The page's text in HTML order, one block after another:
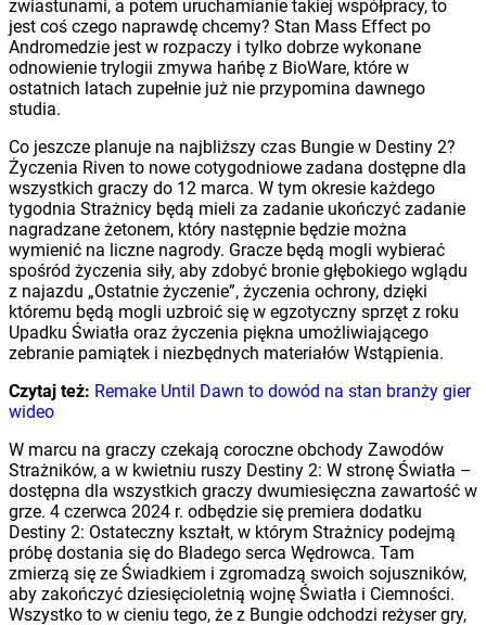
zwiastunami, a potem uruchamianie takiej współpracy, to
jest coś czego naprawdę chcemy? Stan Mass Effect po
Andromedzie jest w rozpaczy i tylko dobrze wykonane
odnowienie trylogii zmywa hańbę z BioWare, które w
ostatnich latach zupełnie już nie przypomina dawnego
studia.
Co jeszcze planuje na najbliższy czas Bungie w Destiny 2?
Życzenia Riven to nowe cotygodniowe zadana dostępne dla
wszystkich graczy do 12 marca. W tym okresie każdego
tygodnia Strażnicy będą mieli za zadanie ukończyć zadanie
nagradzane żetonem, który następnie będzie można
wymienić na liczne nagrody. Gracze będą mogli wybierać
spośród życzenia siły, aby zdobyć bronie głębokiego wglądu
z najazdu „Ostatnie życzenie”, życzenia ochrony, dzięki
któremu będą mogli uzbroić się w egzotyczny sprzęt z roku
Upadku Światła oraz życzenia piękna umożliwiającego
zebranie pamiątek i niezbędnych materiałów Wstąpienia.
Czytaj też: Remake Until Dawn to dowód na stan branży gier
wideo
W marcu na graczy czekają coroczne obchody Zawodów
Strażników, a w kwietniu ruszy Destiny 2: W stronę Światła –
dostępna dla wszystkich graczy dwumiesięczna zawartość w
grze. 4 czerwca 2024 r. odbędzie się premiera dodatku
Destiny 2: Ostateczny kształt, w którym Strażnicy podejmą
próbę dostania się do Bladego serca Wędrowca. Tam
zmierzą się ze Świadkiem i zgromadzą swoich sojuszników,
aby zakończyć dziesięcioletnią wojnę Światła i Ciemności.
Wszystko to w cieniu tego, że z Bungie odchodzi reżyser gry,